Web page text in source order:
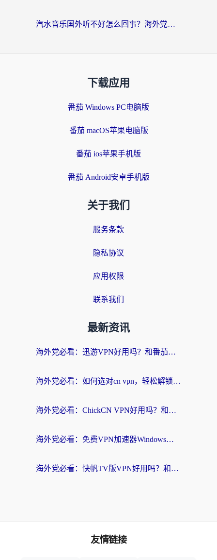
汽水音乐国外听不好怎么回事？海外党亲测有效的回国加速方案来了
下载应用
番茄 Windows PC电脑版
番茄 macOS苹果电脑版
番茄 ios苹果手机版
番茄 Android安卓手机版
关于我们
服务条款
隐私协议
应用权限
联系我们
最新资讯
海外党必看：迅游VPN好用吗？和番茄加速器VPN对比哪个回国效果更好？
海外党必看：如何选对cn vpn，轻松解锁国内影音游戏？
海外党必看：ChickCN VPN好用吗？和星河VPN对比哪个回国效果更好？附真实体验+避坑指南
海外党必看：免费VPN加速器Windows版怎么选？附真实测评与无缝访问国内资源指南
海外党必看：快帆TV版VPN好用吗？和hi龟龟VPN对比哪个回国效果更好？附免费加速器选择指南
友情链接